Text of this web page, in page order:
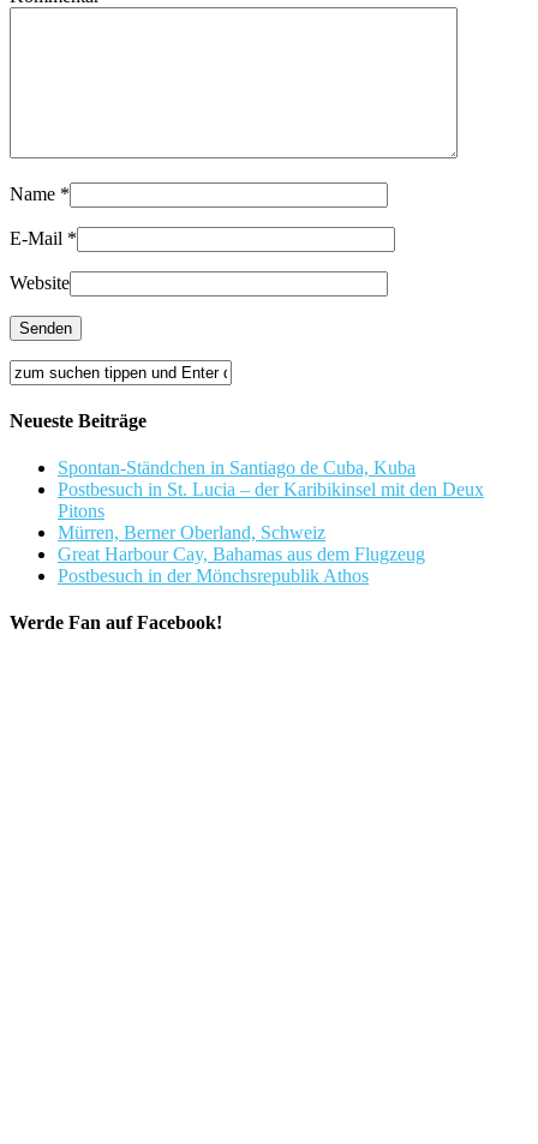
Name *
E-Mail *
Website
Neueste Beiträge
Spontan-Ständchen in Santiago de Cuba, Kuba
Postbesuch in St. Lucia – der Karibikinsel mit den Deux
Pitons
Mürren, Berner Oberland, Schweiz
Great Harbour Cay, Bahamas aus dem Flugzeug
Postbesuch in der Mönchsrepublik Athos
Werde Fan auf Facebook!